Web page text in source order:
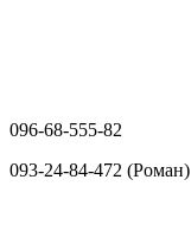
096-68-555-82
093-24-84-472 (Роман)